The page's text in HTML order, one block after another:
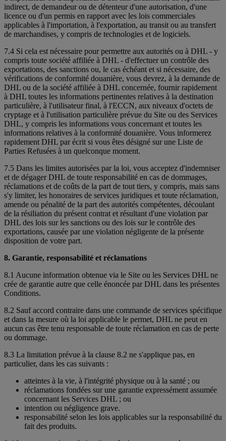
indirect, de demandeur ou de détenteur d'une autorisation, d'une
licence ou d'un permis en rapport avec les lois commerciales
applicables à l'importation, à l'exportation, au transit ou au transfert
de marchandises, y compris de technologies et de logiciels.
7.4 Si cela est nécessaire pour permettre aux autorités ou à DHL - y
compris toute société affiliée à DHL - d'effectuer un contrôle des
exportations, des sanctions ou, le cas échéant et si nécessaire, des
vérifications de conformité douanière, vous devrez, à la demande de
DHL ou de la société affiliée à DHL concernée, fournir rapidement
à DHL toutes les informations pertinentes relatives à la destination
particulière, à l'utilisateur final, à l'ECCN, aux niveaux d'octets de
cryptage et à l'utilisation particulière prévue du Site ou des Services
DHL, y compris les informations vous concernant et toutes les
informations relatives à la conformité douanière. Vous informerez
rapidement DHL par écrit si vous êtes désigné sur une Liste de
Parties Refusées à un quelconque moment.
7.5 Dans les limites autorisées par la loi, vous acceptez d'indemniser
et de dégager DHL de toute responsabilité en cas de dommages,
réclamations et de coûts de la part de tout tiers, y compris, mais sans
s'y limiter, les honoraires de services juridiques et toute réclamation,
amende ou pénalité de la part des autorités compétentes, découlant
de la résiliation du présent contrat et résultant d'une violation par
DHL des lois sur les sanctions ou des lois sur le contrôle des
exportations, causée par une violation négligente de la présente
disposition de votre part.
8. Garantie, responsabilité et réclamations
8.1 Aucune information obtenue via le Site ou les Services DHL ne
crée de garantie autre que celle énoncée par DHL dans les présentes
Conditions.
8.2 Sauf accord contraire dans une commande de services spécifique
et dans la mesure où la loi applicable le permet, DHL ne peut en
aucun cas être tenu responsable de toute réclamation en cas de perte
ou dommage.
8.3 La limitation prévue à la clause 8.2 ne s'applique pas, en
particulier, dans les cas suivants :
atteintes à la vie, à l'intégrité physique ou à la santé ; ou
réclamations fondées sur une garantie expressément assumée
concernant les Services DHL ; ou
intention ou négligence grave.
responsabilité selon les lois applicables sur la responsabilité du
fait des produits.